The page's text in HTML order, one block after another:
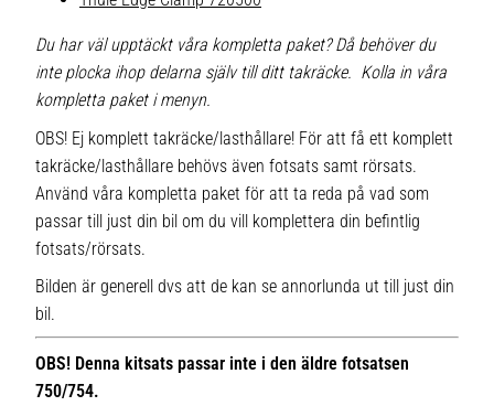
Du har väl upptäckt våra kompletta paket? Då behöver du
inte plocka ihop delarna själv till ditt takräcke. Kolla in våra
kompletta paket i menyn.
OBS! Ej komplett takräcke/lasthållare! För att få ett komplett
takräcke/lasthållare behövs även fotsats samt rörsats.
Använd våra kompletta paket för att ta reda på vad som
passar till just din bil om du vill komplettera din befintlig
fotsats/rörsats.
Bilden är generell dvs att de kan se annorlunda ut till just din
bil.
OBS! Denna kitsats passar inte i den äldre fotsatsen
750/754.